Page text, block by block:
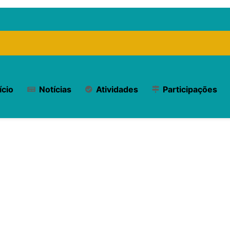
Notícias Atividades Participações